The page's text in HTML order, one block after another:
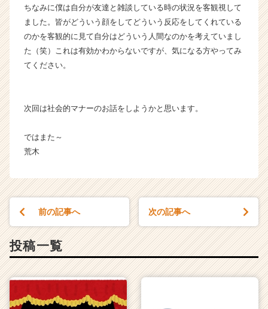
ちなみに僕は自分が友達と雑談している時の状況を客観視して
ました。皆がどういう顔をしてどういう反応をしてくれている
のかを客観的に見て自分はどういう人間なのかを考えていまし
た（笑）これは有効かわからないですが、気になる方やってみ
てください。
次回は社会的マナーのお話をしようかと思います。
ではまた～
荒木
前の記事へ 次の記事へ
投稿一覧